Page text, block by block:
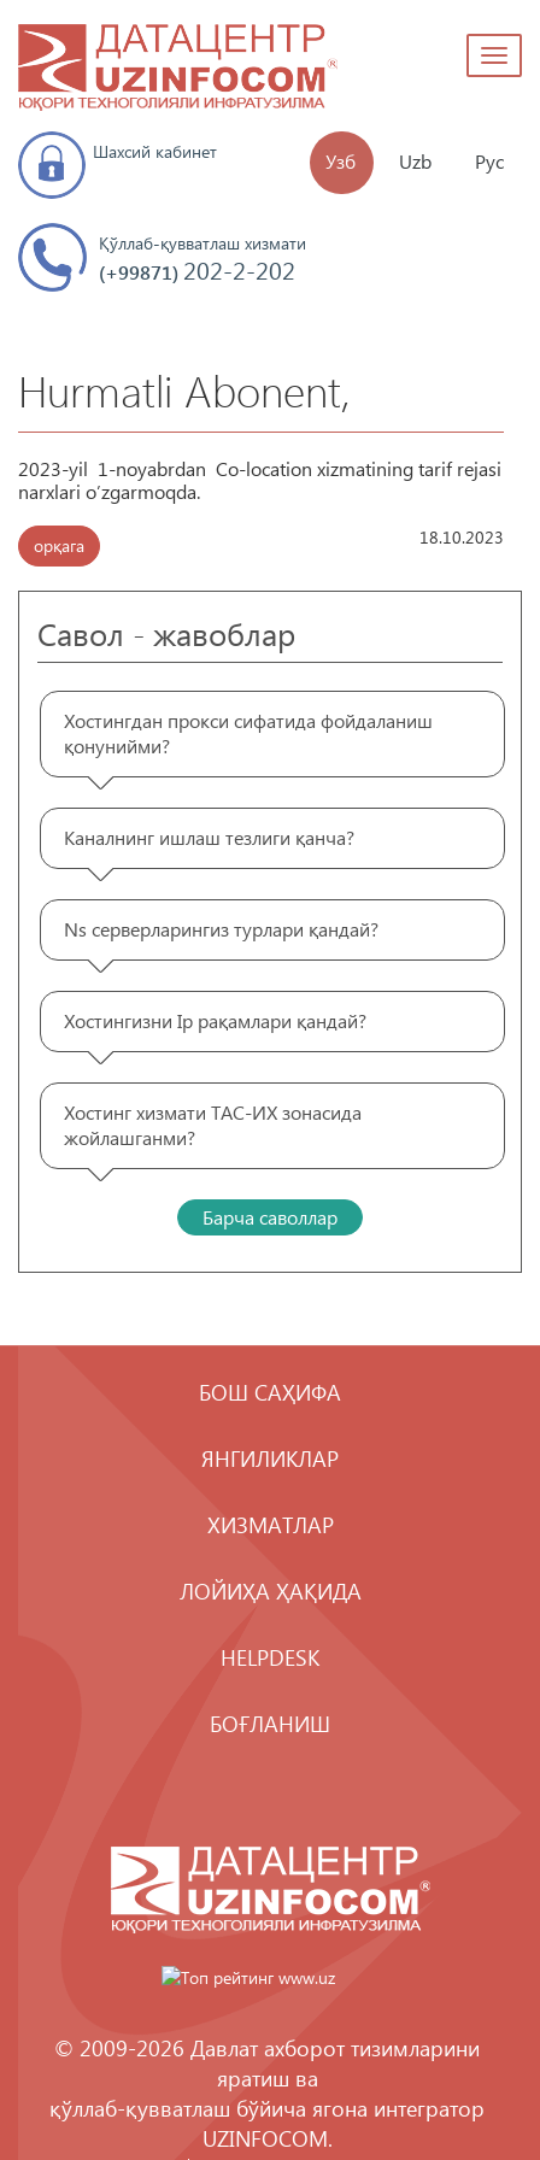
Узб Uzb Рус
Шахсий кабинет
Қўллаб-қувватлаш хизмати
(+99871) 202-2-202
Hurmatli Abonent,
2023-yil 1-noyabrdan Co-location xizmatining tarif rejasi
narxlari o’zgarmoqda.
орқага 18.10.2023
Савол - жавоблар
Хостингдан прокси сифатида фойдаланиш
қонунийми?
Каналнинг ишлаш тезлиги қанча?
Ns серверларингиз турлари қандай?
Хостингизни Ip рақамлари қандай?
Хостинг хизмати ТАС-ИХ зонасида
жойлашганми?
Барча саволлар
БОШ САҲИФА
ЯНГИЛИКЛАР
ХИЗМАТЛАР
ЛОЙИҲА ҲАҚИДА
HELPDESK
БОҒЛАНИШ
© 2009-2026 Давлат ахборот тизимларини
яратиш ва
қўллаб-қувватлаш бўйича ягона интегратор
UZINFOCOM.